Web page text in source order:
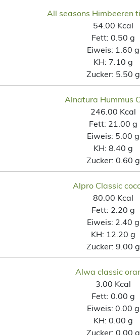
All seasons Himbeeren
54.00 Kcal
Fett: 0.50 g
Eiweis: 1.60 g
KH: 7.10 g
Zucker: 5.50 g
Alnatura Hummus
246.00 Kcal
Fett: 21.00 g
Eiweis: 5.00 g
KH: 8.40 g
Zucker: 0.60 g
Alpro Classic
80.00 Kcal
Fett: 2.20 g
Eiweis: 2.40 g
KH: 12.20 g
Zucker: 9.00 g
Alwa classic
3.00 Kcal
Fett: 0.00 g
Eiweis: 0.00 g
KH: 0.00 g
Zucker: 0.00 g